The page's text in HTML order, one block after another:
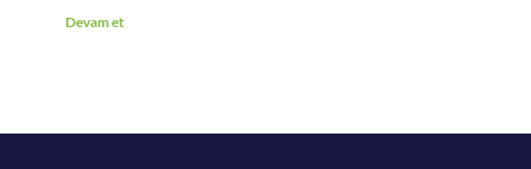
Devam et